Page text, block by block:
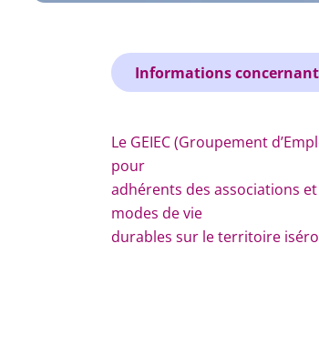
Informations
Le GEIEC (Groupement
pour
adhérents des associations
modes de vie
durables sur le territoire